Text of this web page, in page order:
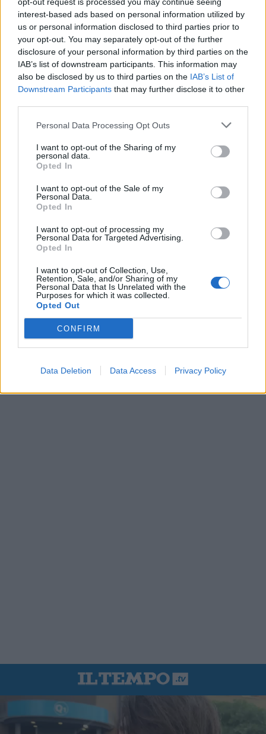
interest-based ads based on personal information utilized by
us or personal information disclosed to third parties prior to
your opt-out. You may separately opt-out of the further
disclosure of your personal information by third parties on the
IAB’s list of downstream participants. This information may
also be disclosed by us to third parties on the IAB’s List of
Downstream Participants that may further disclose it to other
Personal Data Processing Opt Outs
I want to opt-out of the Sharing of my
personal data.
Opted In
I want to opt-out of the Sale of my
Personal Data.
Opted In
I want to opt-out of processing my
Personal Data for Targeted Advertising.
Opted In
I want to opt-out of Collection, Use,
Retention, Sale, and/or Sharing of my
Personal Data that Is Unrelated with the
Purposes for which it was collected.
Opted Out
CONFIRM
Data Deletion Data Access Privacy Policy
In evidenza